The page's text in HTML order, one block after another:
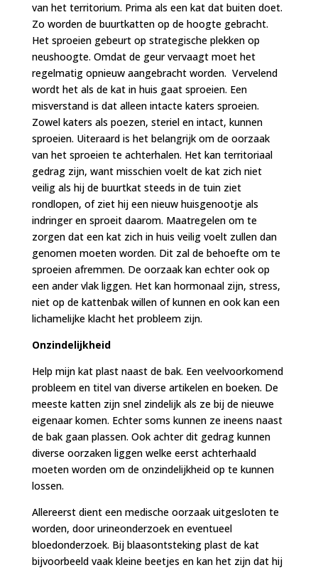
van het territorium. Prima als een kat dat buiten doet.
Zo worden de buurtkatten op de hoogte gebracht.
Het sproeien gebeurt op strategische plekken op
neushoogte. Omdat de geur vervaagt moet het
regelmatig opnieuw aangebracht worden. Vervelend
wordt het als de kat in huis gaat sproeien. Een
misverstand is dat alleen intacte katers sproeien.
Zowel katers als poezen, steriel en intact, kunnen
sproeien. Uiteraard is het belangrijk om de oorzaak
van het sproeien te achterhalen. Het kan territoriaal
gedrag zijn, want misschien voelt de kat zich niet
veilig als hij de buurtkat steeds in de tuin ziet
rondlopen, of ziet hij een nieuw huisgenootje als
indringer en sproeit daarom. Maatregelen om te
zorgen dat een kat zich in huis veilig voelt zullen dan
genomen moeten worden. Dit zal de behoefte om te
sproeien afremmen. De oorzaak kan echter ook op
een ander vlak liggen. Het kan hormonaal zijn, stress,
niet op de kattenbak willen of kunnen en ook kan een
lichamelijke klacht het probleem zijn.
Onzindelijkheid
Help mijn kat plast naast de bak. Een veelvoorkomend
probleem en titel van diverse artikelen en boeken. De
meeste katten zijn snel zindelijk als ze bij de nieuwe
eigenaar komen. Echter soms kunnen ze ineens naast
de bak gaan plassen. Ook achter dit gedrag kunnen
diverse oorzaken liggen welke eerst achterhaald
moeten worden om de onzindelijkheid op te kunnen
lossen.
Allereerst dient een medische oorzaak uitgesloten te
worden, door urineonderzoek en eventueel
bloedonderzoek. Bij blaasontsteking plast de kat
bijvoorbeeld vaak kleine beetjes en kan het zijn dat hij